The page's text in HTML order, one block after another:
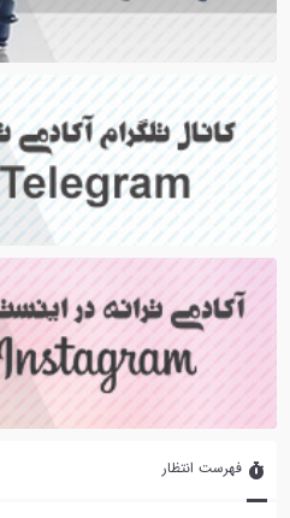
فهرست انتظار